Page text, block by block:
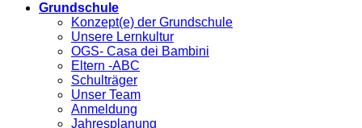
Grundschule
Konzept(e) der Grundschule
Unsere Lernkultur
OGS- Casa dei Bambini
Eltern -ABC
Schulträger
Unser Team
Anmeldung
Jahresplanung